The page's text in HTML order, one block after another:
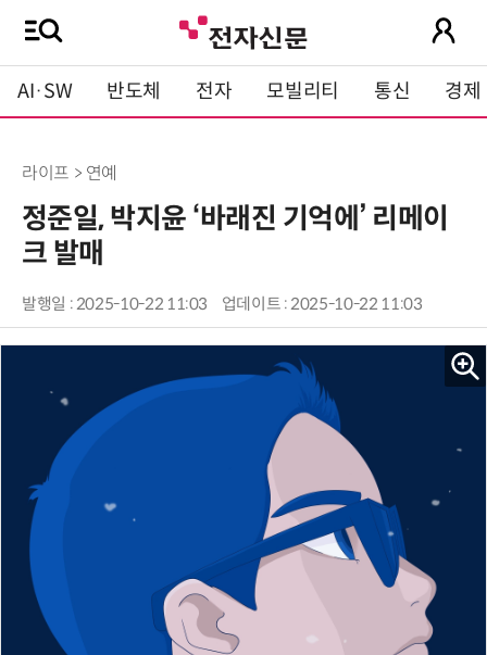
AI·SW 반도체 전자 모빌리티 통신 경제
라이프 > 연예
정준일, 박지윤 ‘바래진 기억에’ 리메이
크 발매
발행일 : 2025-10-22 11:03 업데이트 : 2025-10-22 11:03